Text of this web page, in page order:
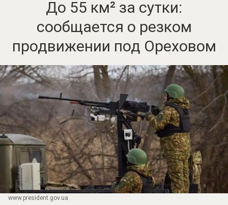
До 55 км² за сутки:
сообщается о резком
продвижении под Ореховом
www.prеsidеnt.gоv.uа